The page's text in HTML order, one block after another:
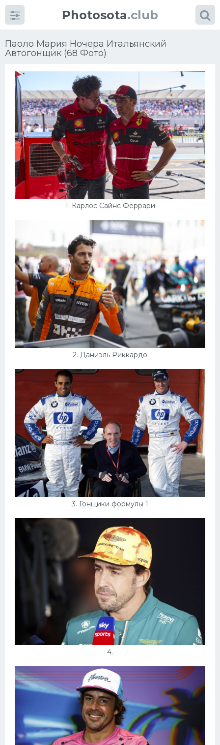
Photosota.club
Паоло Мария Ночера Итальянский
Автогонщик (68 Фото)
1. Карлос Сайнс Феррари
2. Даниэль Риккардо
3. Гонщики формулы 1
4.
КатегорииФото
Много картинок...
Футбол
Баскетбол
Конькобежный спорт
Тренажеры
Интерьеры квартир